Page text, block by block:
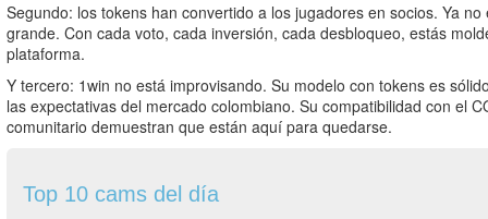
Segundo: los tokens han convertido a los jugadores en socios. Ya
grande. Con cada voto, cada inversión, cada desbloqueo, estás
plataforma.
Y tercero: 1win no está improvisando. Su modelo con tokens es
las expectativas del mercado colombiano. Su compatibilidad con el
comunitario demuestran que están aquí para quedarse.
Top 10 cams del día